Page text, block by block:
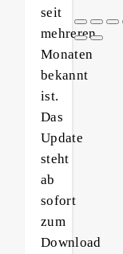
seit
mehreren
Monaten
bekannt
ist.
Das
Update
steht
ab
sofort
zum
Download